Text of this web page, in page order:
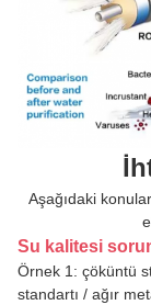
Aşağıdaki
Su kalitesi
Örnek 1: çöküntü
standartı / ağır